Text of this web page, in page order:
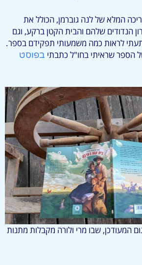
המלא של לנה גוברמן, הכולל את
הנדודים שלהם והבית הקטן ברקע, וגם
לראות כמה משמעותי תפקידם בספר.
הספר שראיתי בחו"ל כתבתי בפוסט
המעודכן, שבו מרי ולורה מקבלות מתנות